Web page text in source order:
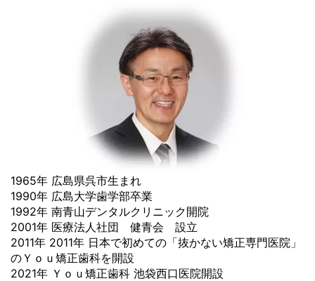
1965年 広島県呉市生まれ
1990年 広島大学歯学部卒業
1992年 南青山デンタルクリニック開院
2001年 医療法人社団 健青会 設立
2011年 2011年 日本で初めての「抜かない矯正専門医院」
のＹｏｕ矯正歯科を開設
2021年 Ｙｏｕ矯正歯科 池袋西口医院開設